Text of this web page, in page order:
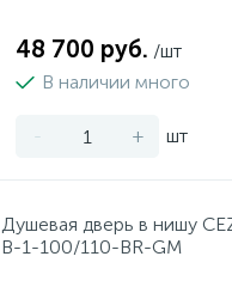
48 700 руб. /шт
В наличии много
- + шт
Душевая дверь в нишу
B-1-100/110-BR-GM